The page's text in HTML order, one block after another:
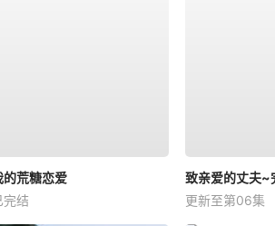
的荒糖恋爱
完结
更新至第06集